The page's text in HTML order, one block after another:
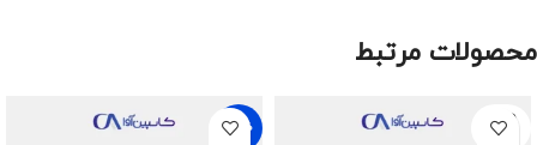
محصولات مرتبط
SOLD
OUT
-53%